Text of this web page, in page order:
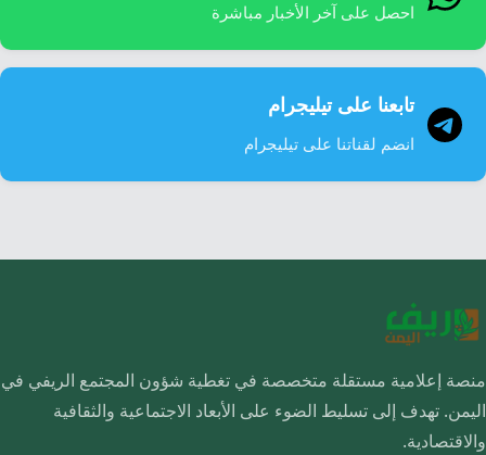
احصل على آخر الأخبار مباشرة
تابعنا على تيليجرام
انضم لقناتنا على تيليجرام
منصة إعلامية مستقلة متخصصة في تغطية شؤون المجتمع الريفي في
اليمن. تهدف إلى تسليط الضوء على الأبعاد الاجتماعية والثقافية
والاقتصادية.